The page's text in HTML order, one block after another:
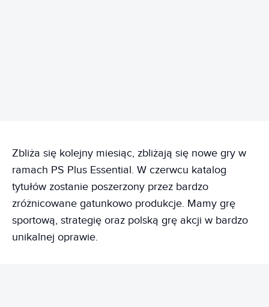
Zbliża się kolejny miesiąc, zbliżają się nowe gry w
ramach PS Plus Essential. W czerwcu katalog
tytułów zostanie poszerzony przez bardzo
zróżnicowane gatunkowo produkcje. Mamy grę
sportową, strategię oraz polską grę akcji w bardzo
unikalnej oprawie.